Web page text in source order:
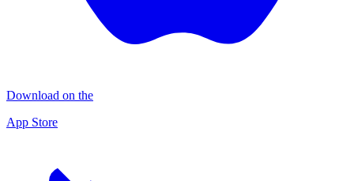
Download on the
App Store